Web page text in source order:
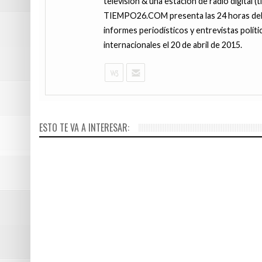
TIEMPO26.COM presenta las 24 horas
informes periodísticos y entrevistas
internacionales el 20 de abril de 2015.
ESTO TE VA A INTERESAR:
pulga’
Grand Prix